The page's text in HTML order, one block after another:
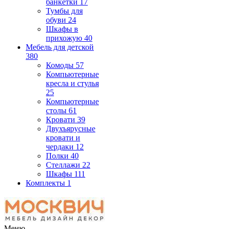
банкетки 17
Тумбы для
обуви 24
Шкафы в
прихожую 40
Мебель для детской
380
Комоды 57
Компьютерные
кресла и стулья
25
Компьютерные
столы 61
Кровати 39
Двухъярусные
кровати и
чердаки 12
Полки 40
Стеллажи 22
Шкафы 111
Комплекты 1